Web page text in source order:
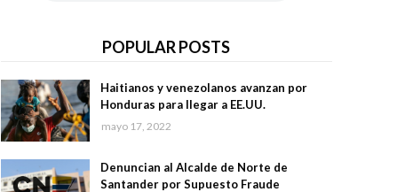
POPULAR POSTS
Haitianos y venezolanos avanzan por
Honduras para llegar a EE.UU.
mayo 17, 2022
Denuncian al Alcalde de Norte de
Santander por Supuesto Fraude